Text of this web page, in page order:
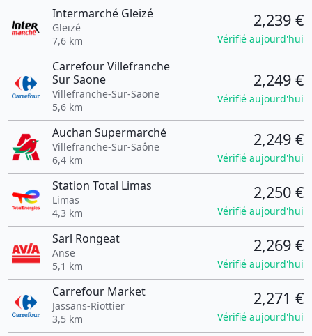
Intermarché Gleizé
Gleizé
7,6 km
2,239 €
Vérifié aujourd'hui
Carrefour Villefranche
Sur Saone
Villefranche-Sur-Saone
5,6 km
2,249 €
Vérifié aujourd'hui
Auchan Supermarché
Villefranche-Sur-Saône
6,4 km
2,249 €
Vérifié aujourd'hui
Station Total Limas
Limas
4,3 km
2,250 €
Vérifié aujourd'hui
Sarl Rongeat
Anse
5,1 km
2,269 €
Vérifié aujourd'hui
Carrefour Market
Jassans-Riottier
3,5 km
2,271 €
Vérifié aujourd'hui